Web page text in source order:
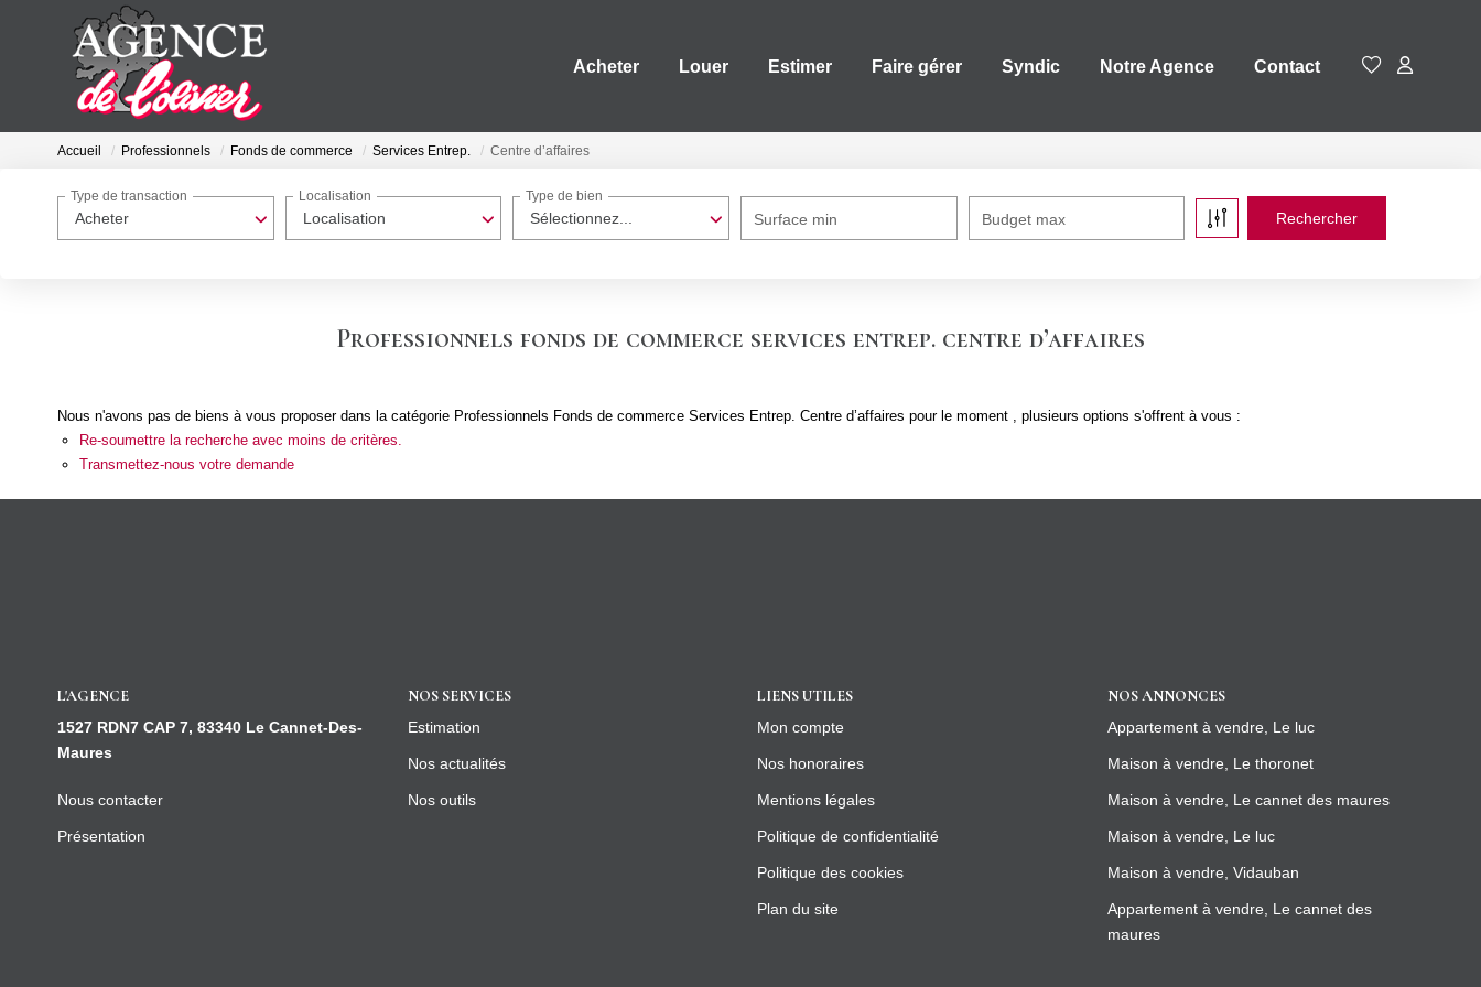
Acheter Louer Estimer Faire gérer Syndic Notre Agence Contact
Accueil Professionnels Fonds de commerce Services Entrep. Centre d’affaires
Acheter
Type de transaction
Localisation
Localisation
Sélectionnez...
Type de bien
Surface min Budget max
Professionnels fonds de commerce services entrep. centre d’affaires
Nous n'avons pas de biens à vous proposer dans la catégorie Professionnels Fonds de commerce Services Entrep. Centre d’affaires pour le moment , plusieurs options s'offrent à vous :
Re-soumettre la recherche avec moins de critères.
Transmettez-nous votre demande
L'AGENCE
1527 RDN7 CAP 7, 83340 Le Cannet-Des-
Maures
Nous contacter
Présentation
NOS SERVICES
Estimation
Nos actualités
Nos outils
LIENS UTILES
Mon compte
Nos honoraires
Mentions légales
Politique de confidentialité
Politique des cookies
Plan du site
NOS ANNONCES
Appartement à vendre, Le luc
Maison à vendre, Le thoronet
Maison à vendre, Le cannet des maures
Maison à vendre, Le luc
Maison à vendre, Vidauban
Appartement à vendre, Le cannet des
maures